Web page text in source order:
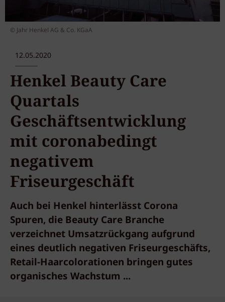
© Jahr Henkel AG & Co. KGaA
12.05.2020
Henkel Beauty Care
Quartals
Geschäftsentwicklung
mit coronabedingt
negativem
Friseurgeschäft
Auch bei Henkel hinterlässt Corona
Spuren, die Beauty Care Branche
verzeichnet Umsatzrückgang aufgrund
eines deutlich negativen Friseurgeschäfts,
Retail-Haarcolorationen bringen gutes
organisches Wachstum ...